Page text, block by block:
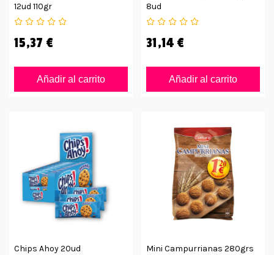
12ud 110gr
15,37 €
Añadir al carrito
8ud
31,14 €
Añadir al carrito
Chips Ahoy 20ud Mini Campurrianas 280grs